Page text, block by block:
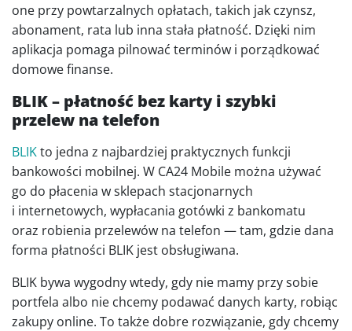
one przy powtarzalnych opłatach, takich jak czynsz,
abonament, rata lub inna stała płatność. Dzięki nim
aplikacja pomaga pilnować terminów i porządkować
domowe finanse.
BLIK – płatność bez karty i szybki
przelew na telefon
BLIKto jedna z najbardziej praktycznych funkcji
bankowości mobilnej. W CA24 Mobile można używać
go do płacenia w sklepach stacjonarnych
i internetowych, wypłacania gotówki z bankomatu
oraz robienia przelewów na telefon — tam, gdzie dana
forma płatności BLIK jest obsługiwana.
BLIK bywa wygodny wtedy, gdy nie mamy przy sobie
portfela albo nie chcemy podawać danych karty, robiąc
zakupy online. To także dobre rozwiązanie, gdy chcemy